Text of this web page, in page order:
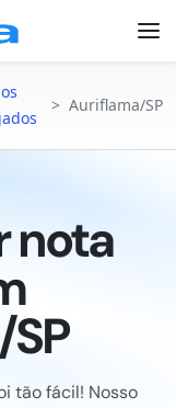
> Auriflama/SP
nota
tão fácil! Nosso